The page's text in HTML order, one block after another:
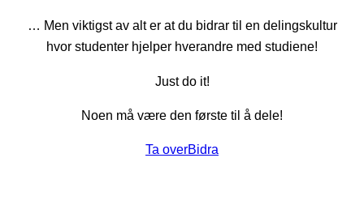
… Men viktigst av alt er at du bidrar til en delingskultur
hvor studenter hjelper hverandre med studiene!
Just do it!
Noen må være den første til å dele!
Ta overBidra